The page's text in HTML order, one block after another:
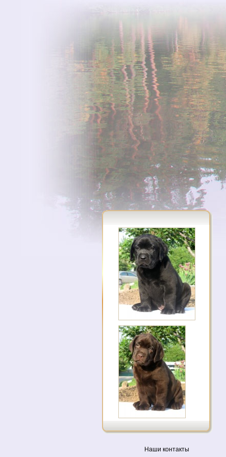
Наши контакты